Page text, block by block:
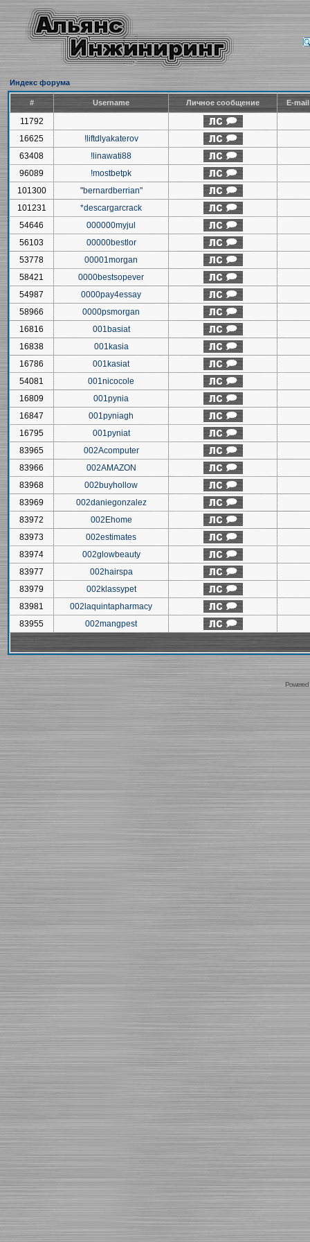
Индекс форума
# Username Личное сообщение E-
11792
16625
!liftdlyakaterov
63408
!linawati88
96089
!mostbetpk
101300
"bernardberrian"
101231
*descargarcrack
54646
000000myjul
56103
00000bestlor
53778
00001morgan
58421
0000bestsopever
54987
0000pay4essay
58966
0000psmorgan
16816
001basiat
16838
001kasia
16786
001kasiat
54081
001nicocole
16809
001pynia
16847
001pyniagh
16795
001pyniat
83965
002Acomputer
83966
002AMAZON
83968
002buyhollow
83969
002daniegonzalez
83972
002Ehome
83973
002estimates
83974
002glowbeauty
83977
002hairspa
83979
002klassypet
83981
002laquintapharmacy
83955
002mangpest